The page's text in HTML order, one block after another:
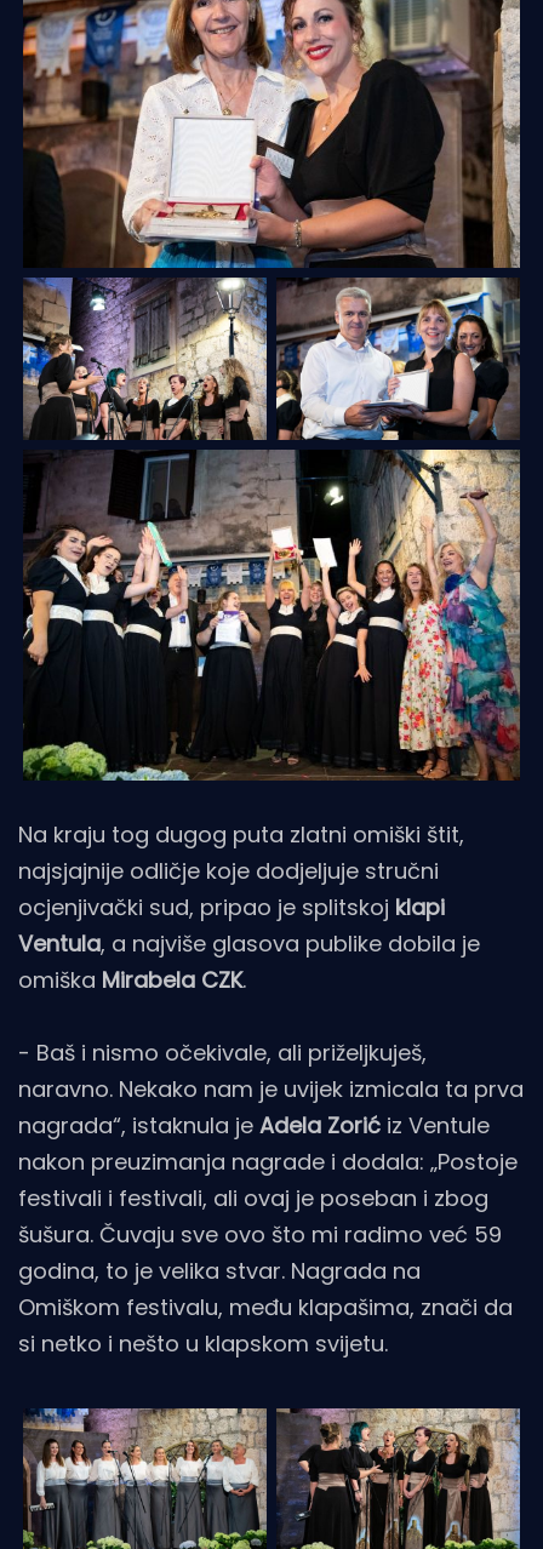
Na kraju tog dugog puta zlatni omiški štit,
najsjajnije odličje koje dodjeljuje stručni
ocjenjivački sud, pripao je splitskoj klapi
Ventula, a najviše glasova publike dobila je
omiška Mirabela CZK.
- Baš i nismo očekivale, ali priželjkuješ,
naravno. Nekako nam je uvijek izmicala ta prva
nagrada“, istaknula je Adela Zorić iz Ventule
nakon preuzimanja nagrade i dodala: „Postoje
festivali i festivali, ali ovaj je poseban i zbog
šušura. Čuvaju sve ovo što mi radimo već 59
godina, to je velika stvar. Nagrada na
Omiškom festivalu, među klapašima, znači da
si netko i nešto u klapskom svijetu.